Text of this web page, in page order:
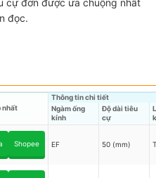
cự đơn được ưa chuộng nhất
đọc.
nhất
Thông tin chi tiết
Ngàm ống
kính
Độ dài tiêu
cự
Shopee EF 50 (mm)